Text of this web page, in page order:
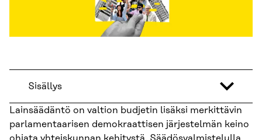
Sisällys
Lainsäädäntö on valtion budjetin lisäksi merkittävin
parlamentaarisen demokraattisen järjestelmän keino